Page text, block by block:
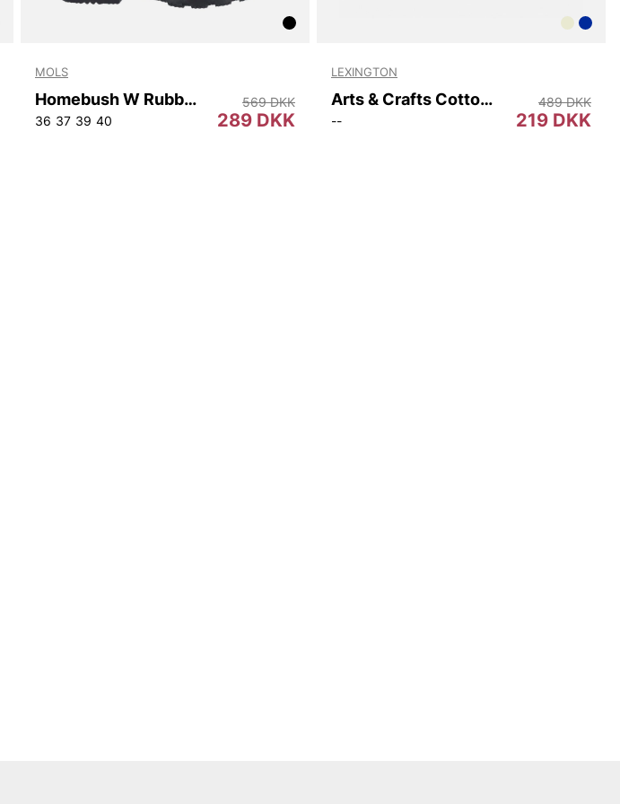
MOLS
Homebush W Rubber Boot
36 37 39 40 289 DKK
569 DKK
LEXINGTON
Arts & Crafts Cotton Twill Pillow Cover
-- 219 DKK
489 DKK